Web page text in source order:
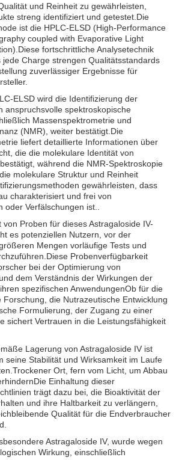
und Reinheit zu gewährleisten,
streng identifiziert und getestet.Die
ist die HPLC-ELSD (High-Performance
coupled with Evaporative Light
fortschrittliche Analysetechnik
jede Charge strengen Qualitätsstandards
zuverlässiger Ergebnisse für
ELSD wird die Identifizierung der
anspruchsvolle spektroskopische
Massenspektrometrie und
(NMR), weiter bestätigt.Die
liefert detaillierte Informationen über
die die molekulare Identität von
während die NMR-Spektroskopie
molekulare Struktur und Reinheit
gewährleisten, dass
charakterisiert und frei von
oder Verfälschungen ist..
von Proben für dieses Astragaloside IV-
es potenziellen Nutzern, vor der
Mengen vorläufige Tests und
Probenverfügbarkeit
bei der Optimierung von
dem Verständnis der Wirkungen der
spezifischen AnwendungenOb für die
Forschung, die Nutrazeutische Entwicklung
Formulierung, der Zugang zu einer
sichert Vertrauen in die Leistungsfähigkeit
Lagerung von Astragaloside IV ist
seine Stabilität und Wirksamkeit im Laufe
Ort, fern vom Licht, um Abbau
Einhaltung dieser
trägt dazu bei, die Bioaktivität der
und ihre Haltbarkeit zu verlängern,
Qualität für die Endverbraucher
Astragaloside IV, wurde wegen
Wirkung, einschließlich